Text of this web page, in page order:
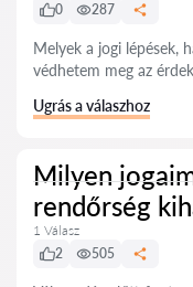
0
287
Melyek a jogi lépések,
védhetem meg az
Ugrás a válaszhoz
Milyen
rendőrség
1 Válasz
2
505